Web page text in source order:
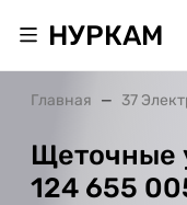
НУРКАМ
Главная 37
Щеточные
124 655